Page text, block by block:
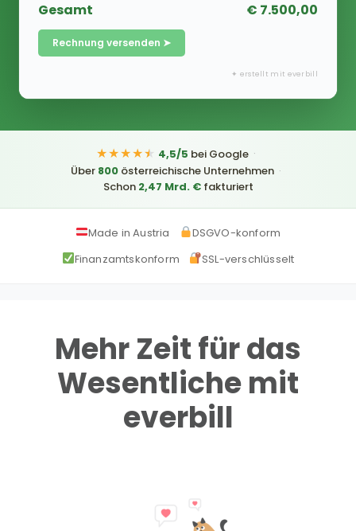
Gesamt € 7.500,00
Rechnung versenden ➤
✦ erstellt mit everbill
★★★★★ 4,5/5 bei Google ·
Über 800österreichische Unternehmen ·
Schon 2,47 Mrd. €fakturiert
Made in Austria
DSGVO-konform
Finanzamtskonform
SSL-verschlüsselt
Mehr Zeit für das
Wesentliche mit
everbill